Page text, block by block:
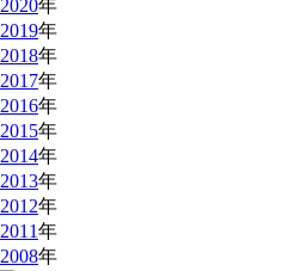
2020年
2019年
2018年
2017年
2016年
2015年
2014年
2013年
2012年
2011年
2008年